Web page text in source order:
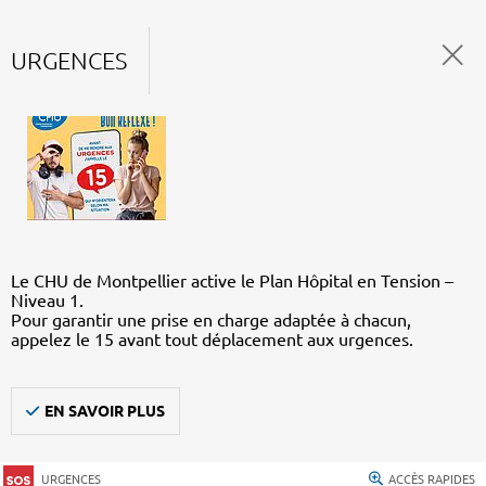
URGENCES
Le CHU de Montpellier active le Plan Hôpital en Tension –
Niveau 1.
Pour garantir une prise en charge adaptée à chacun,
appelez le 15 avant tout déplacement aux urgences.
EN SAVOIR PLUS
URGENCES ACCÈS RAPIDES